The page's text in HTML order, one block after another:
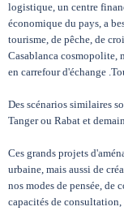
logistique, un centre
économique du pays, a
tourisme, de pêche, de
Casablanca cosmopolite,
en carrefour d'échange
Des scénarios similaires
Tanger ou Rabat et
Ces grands projets
urbaine, mais aussi de
nos modes de pensée, de
capacités de